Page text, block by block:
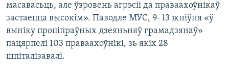
масавасьць, але ўзровень агрэсіі да праваахоўнікаў
застаецца высокім». Паводле МУС, 9–13 жніўня «ў
выніку проціпраўных дзеяньняў грамадзянаў»
пацярпелі 103 праваахоўнікі, зь якіх 28
шпіталізавалі.